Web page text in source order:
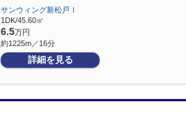
サンウィング新松戸Ⅰ
1DK/45.60㎡
6.5万円
約1225m／16分
詳細を見る